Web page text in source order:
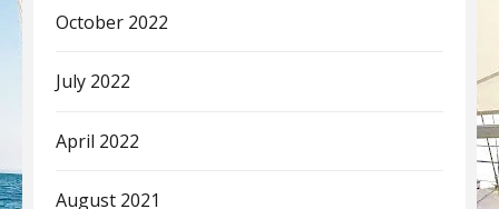
October 2022
July 2022
April 2022
August 2021